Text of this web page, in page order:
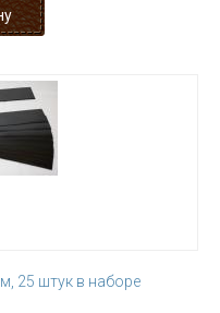
25 штук в наборе